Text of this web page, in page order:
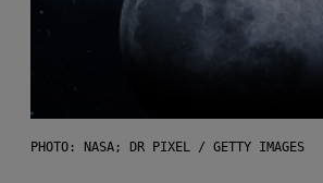
PHOTO: NASA; DR PIXEL / GETTY IMAGES